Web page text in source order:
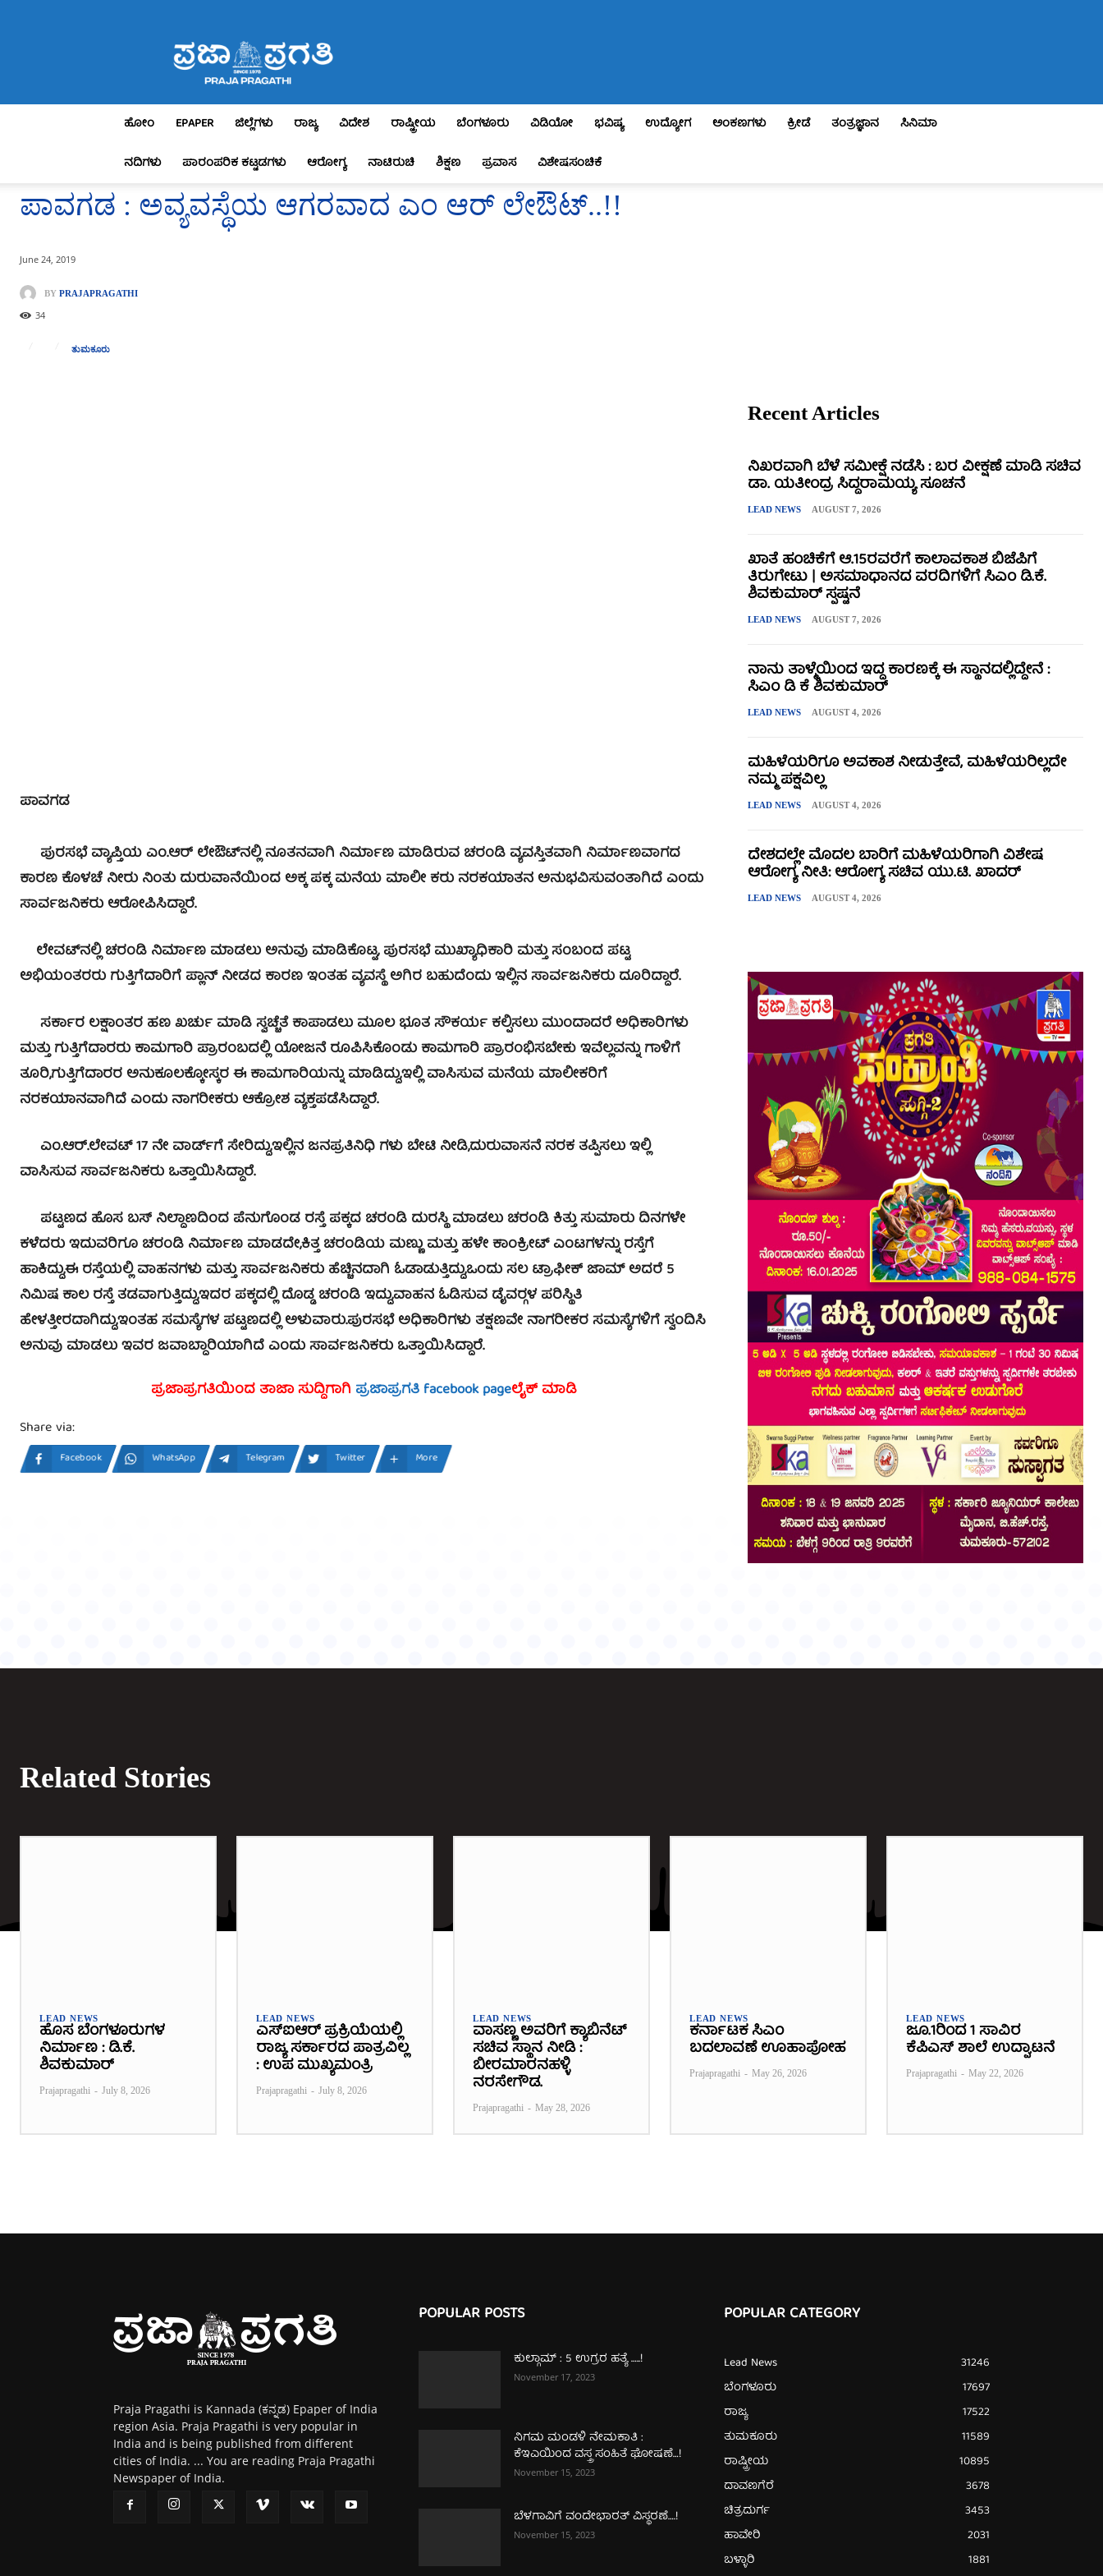
Pragathi
ಹೋಂ EPAPER ಜಿಲ್ಲೆಗಳು ರಾಜ್ಯ ವಿದೇಶ ರಾಷ್ಟ್ರೀಯ ಬೆಂಗಳೂರು ವಿಡಿಯೋ ಭವಿಷ್ಯ ಉದ್ಯೋಗ ಅಂಕಣಗಳು ಕ್ರೀಡೆ ತಂತ್ರಜ್ಞಾನ
ಸಿನಿಮಾ
ನದಿಗಳು
ಪಾರಂಪರಿಕ ಕಟ್ಟಡಗಳು ಆರೋಗ್ಯ ನಾಟಿರುಚಿ ಶಿಕ್ಷಣ ಪ್ರವಾಸ ವಿಶೇಷಸಂಚಿಕೆ
ಪಾವಗಡ : ಅವ್ಯವಸ್ಥೆಯ ಆಗರವಾದ ಎಂ ಆರ್ ಲೇಔಟ್..!!
June 24, 2019
BY PRAJAPRAGATHI
34
ತುಮಕೂರು
ಪಾವಗಡ
ಪುರಸಭೆ ವ್ಯಾಪ್ತಿಯ ಎಂ.ಆರ್ ಲೇಔಟ್‍ನಲ್ಲಿ ನೂತನವಾಗಿ ನಿರ್ಮಾಣ ಮಾಡಿರುವ ಚರಂಡಿ ವ್ಯವಸ್ತಿತವಾಗಿ ನಿರ್ಮಾಣವಾಗದ
ಕಾರಣ ಕೊಳಚೆ ನೀರು ನಿಂತು ದುರುವಾನೆಯಿಂದ ಅಕ್ಕ ಪಕ್ಕ ಮನೆಯ ಮಾಲೀ ಕರು ನರಕಯಾತನ ಅನುಭವಿಸುವಂತಾಗಿದೆ ಎಂದು
ಸಾರ್ವಜನಿಕರು ಆರೋಪಿಸಿದ್ದಾರೆ.
ಲೇವಟ್‍ನಲ್ಲಿ ಚರಂಡಿ ನಿರ್ಮಾಣ ಮಾಡಲು ಅನುವು ಮಾಡಿಕೊಟ್ಟ, ಪುರಸಭೆ ಮುಖ್ಯಾಧಿಕಾರಿ ಮತ್ತು ಸಂಬಂದ ಪಟ್ಟ
ಅಭಿಯಂತರರು ಗುತ್ತಿಗೆದಾರಿಗೆ ಪ್ಲಾನ್ ನೀಡದ ಕಾರಣ ಇಂತಹ ವ್ಯವಸ್ಥೆ ಅಗಿರ ಬಹುದೆಂದು ಇಲ್ಲಿನ ಸಾರ್ವಜನಿಕರು ದೂರಿದ್ದಾರೆ.
ಸರ್ಕಾರ ಲಕ್ಷಾಂತರ ಹಣ ಖರ್ಚು ಮಾಡಿ ಸ್ವಚ್ಚೆತೆ ಕಾಪಾಡಲು ಮೂಲ ಭೂತ ಸೌಕರ್ಯ ಕಲ್ಪಿಸಲು ಮುಂದಾದರೆ ಅಧಿಕಾರಿಗಳು
ಮತ್ತು ಗುತ್ತಿಗೆದಾರರು ಕಾಮಗಾರಿ ಪ್ರಾರಂಬದಲ್ಲಿ ಯೋಜನೆ ರೂಪಿಸಿಕೊಂಡು ಕಾಮಗಾರಿ ಪ್ರಾರಂಭಿಸಬೇಕು ಇವೆಲ್ಲವನ್ನು ಗಾಳಿಗೆ
ತೂರಿ,ಗುತ್ತಿಗೆದಾರರ ಅನುಕೂಲಕ್ಕೋಸ್ಕರ ಈ ಕಾಮಗಾರಿಯನ್ನು ಮಾಡಿದ್ದು,ಇಲ್ಲಿ ವಾಸಿಸುವ ಮನೆಯ ಮಾಲೀಕರಿಗೆ
ನರಕಯಾನವಾಗಿದೆ ಎಂದು ನಾಗರೀಕರು ಆಕ್ರೋಶ ವ್ಯಕ್ತಪಡೆಸಿದ್ದಾರೆ.
ಎಂ.ಆರ್.ಲೇವಟ್ 17 ನೇ ವಾರ್ಡ್‍ಗೆ ಸೇರಿದ್ದು,ಇಲ್ಲಿನ ಜನಪ್ರತಿನಿಧಿ ಗಳು ಬೇಟಿ ನೀಡಿ,ದುರುವಾಸನೆ ನರಕ ತಪ್ಪಿಸಲು ಇಲ್ಲಿ
ವಾಸಿಸುವಸಾರ್ವಜನಿಕರು ಒತ್ತಾಯಿಸಿದ್ದಾರೆ.
ಪಟ್ಟಣದ ಹೊಸ ಬಸ್ ನಿಲ್ದಾಣದಿಂದ ಪೆನುಗೊಂಡ ರಸ್ತೆ ಪಕ್ಕದ ಚರಂಡಿ ದುರಸ್ಥಿ ಮಾಡಲು ಚರಂಡಿ ಕಿತ್ತು ಸುಮಾರು ದಿನಗಳೇ
ಕಳೆದರು ಇದುವರಿಗೂ ಚರಂಡಿ ನಿರ್ಮಾಣ ಮಾಡದೇ,ಕಿತ್ತ ಚರಂಡಿಯ ಮಣ್ಣು ಮತ್ತು ಹಳೇ ಕಾಂಕ್ರೀಟ್ ಎಂಟಗಳನ್ನು ರಸ್ತೆಗೆ
ಹಾಕಿದ್ದು,ಈ ರಸ್ತೆಯಲ್ಲಿ ವಾಹನಗಳು ಮತ್ತು ಸಾರ್ವಜನಿಕರು ಹೆಚ್ಚಿನದಾಗಿ ಓಡಾಡುತ್ತಿದ್ದು,ಒಂದು ಸಲ ಟ್ರಾಫೀಕ್ ಜಾಮ್ ಅದರೆ 5
ನಿಮಿಷ ಕಾಲ ರಸ್ತೆ ತಡವಾಗುತ್ತಿದ್ದು,ಇದರ ಪಕ್ಕದಲ್ಲಿ ದೊಡ್ಡ ಚರಂಡಿ ಇದ್ದು,ವಾಹನ ಓಡಿಸುವ ಡೈವರ್‍ಗಳ ಪರಿಸ್ಥಿತಿ
ಹೇಳತ್ತೀರದಾಗಿದ್ದು,ಇಂತಹ ಸಮಸ್ಯೆಗಳ ಪಟ್ಟಣದಲ್ಲಿ ಅಳುವಾರು.ಪುರಸಭೆ ಅಧಿಕಾರಿಗಳು ತಕ್ಷಣವೇ ನಾಗರೀಕರ ಸಮಸ್ಯೆಗಳಿಗೆ ಸ್ವಂದಿಸಿ
ಅನುವು ಮಾಡಲು ಇವರ ಜವಾಬ್ದಾರಿಯಾಗಿದೆ ಎಂದು ಸಾರ್ವಜನಿಕರು ಒತ್ತಾಯಿಸಿದ್ದಾರೆ.
ಪ್ರಜಾಪ್ರಗತಿಯಿಂದ ತಾಜಾ ಸುದ್ದಿಗಾಗಿ ಪ್ರಜಾಪ್ರಗತಿ facebook pageಲೈಕ್ ಮಾಡಿ
Share via:
Facebook WhatsApp Telegram Twitter More
Recent Articles
ನಿಖರವಾಗಿ ಬೆಳೆ ಸಮೀಕ್ಷೆ ನಡೆಸಿ : ಬರ ವೀಕ್ಷಣೆ ಮಾಡಿ ಸಚಿವ
ಡಾ. ಯತೀಂದ್ರ ಸಿದ್ದರಾಮಯ್ಯ ಸೂಚನೆ
LEAD NEWS AUGUST 7, 2026
ಖಾತೆ ಹಂಚಿಕೆಗೆ ಆ.15ರವರೆಗೆ ಕಾಲಾವಕಾಶ ಬಿಜೆಪಿಗೆ
ತಿರುಗೇಟು | ಅಸಮಾಧಾನದ ವರದಿಗಳಿಗೆ ಸಿಎಂ ಡಿ.ಕೆ.
ಶಿವಕುಮಾರ್ ಸ್ಪಷ್ಟನೆ
LEAD NEWS AUGUST 7, 2026
ನಾನು ತಾಳ್ಮೆಯಿಂದ ಇದ್ದ ಕಾರಣಕ್ಕೆ ಈ ಸ್ಥಾನದಲ್ಲಿದ್ದೇನೆ :
ಸಿಎಂ ಡಿ ಕೆ ಶಿವಕುಮಾರ್
LEAD NEWS AUGUST 4, 2026
ಮಹಿಳೆಯರಿಗೂ ಅವಕಾಶ ನೀಡುತ್ತೇವೆ, ಮಹಿಳೆಯರಿಲ್ಲದೇ
ನಮ್ಮ ಪಕ್ಷವಿಲ್ಲ
LEAD NEWS AUGUST 4, 2026
ದೇಶದಲ್ಲೇ ಮೊದಲ ಬಾರಿಗೆ ಮಹಿಳೆಯರಿಗಾಗಿ ವಿಶೇಷ
ಆರೋಗ್ಯ ನೀತಿ: ಆರೋಗ್ಯ ಸಚಿವ ಯು.ಟಿ. ಖಾದರ್
LEAD NEWS AUGUST 4, 2026
Related Stories
LEAD NEWS
ಹೊಸ ಬೆಂಗಳೂರುಗಳ
ನಿರ್ಮಾಣ : ಡಿ.ಕೆ.
ಶಿವಕುಮಾರ್
Prajapragathi - July 8, 2026
LEAD NEWS
ಎಸ್‌ಐಆರ್ ಪ್ರಕ್ರಿಯೆಯಲ್ಲಿ
ರಾಜ್ಯ ಸರ್ಕಾರದ ಪಾತ್ರವಿಲ್ಲ
: ಉಪ ಮುಖ್ಯಮಂತ್ರಿ
Prajapragathi - July 8, 2026
LEAD NEWS
ವಾಸಣ್ಣ ಅವರಿಗೆ ಕ್ಯಾಬಿನೆಟ್
ಸಚಿವ ಸ್ಥಾನ ನೀಡಿ :
ಬೀರಮಾರನಹಳ್ಳಿ
ನರಸೇಗೌಡ.
Prajapragathi - May 28, 2026
LEAD NEWS
ಕರ್ನಾಟಕ ಸಿಎಂ
ಬದಲಾವಣೆ ಊಹಾಪೋಹ
Prajapragathi - May 26, 2026
LEAD NEWS
ಜೂ.1ರಿಂದ 1 ಸಾವಿರ
ಕೆಪಿಎಸ್ ಶಾಲೆ ಉದ್ಘಾಟನೆ
Prajapragathi - May 22, 2026
Praja Pragathi is Kannada (ಕನ್ನಡ) Epaper of India
region Asia. Praja Pragathi is very popular in
India and is being published from different
cities of India. ... You are reading Praja Pragathi
Newspaper of India.
POPULAR POSTS
ಕುಲ್ಗಾಮ್‌ : 5 ಉಗ್ರರ ಹತ್ಯೆ …..!
November 17, 2023
ನಿಗಮ ಮಂಡಳಿ ನೇಮಕಾತಿ :
ಕೆಇಎಯಿಂದ ವಸ್ತ್ರ ಸಂಹಿತೆ ಘೋಷಣೆ…!
November 15, 2023
ಬೆಳಗಾವಿಗೆ ವಂದೇಭಾರತ್‌ ವಿಸ್ಥರಣೆ….!
November 15, 2023
POPULAR CATEGORY
Lead News
31246
ಬೆಂಗಳೂರು
17697
ರಾಜ್ಯ
17522
ತುಮಕೂರು
11589
ರಾಷ್ಟ್ರೀಯ
10895
ದಾವಣಗೆರೆ
3678
ಚಿತ್ರದುರ್ಗ
3453
ಹಾವೇರಿ
2031
ಬಳ್ಳಾರಿ
1881